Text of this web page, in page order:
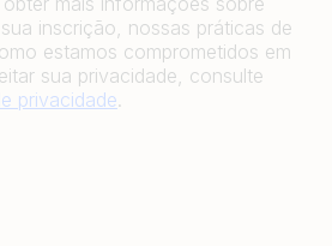
inscrição, nossas práticas de
estamos comprometidos em
sua privacidade, consulte
privacidade.